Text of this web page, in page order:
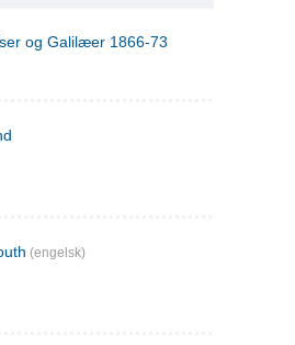
og Galilæer 1866-73
(engelsk)